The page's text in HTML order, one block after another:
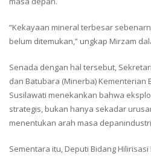
“Kekayaan mineral terbesar
belum ditemukan,” ungkap Mirzam
Senada dengan hal tersebut,
dan Batubara (Minerba) Kementerian
Susilawati menekankan bahwa
strategis, bukan hanya sekadar
menentukan arah masa
Sementara itu, Deputi Bidang